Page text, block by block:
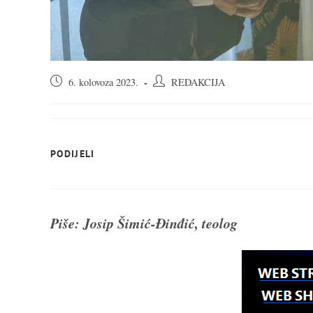
Objava6. kolovoza 2023.
AutorREDAKCIJA
PODIJELI
Piše: Josip Šimić-Đinđić, teolog